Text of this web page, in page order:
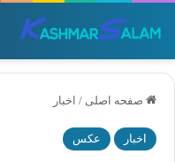
صفحه اصلی / اخبار
اخبار عکس